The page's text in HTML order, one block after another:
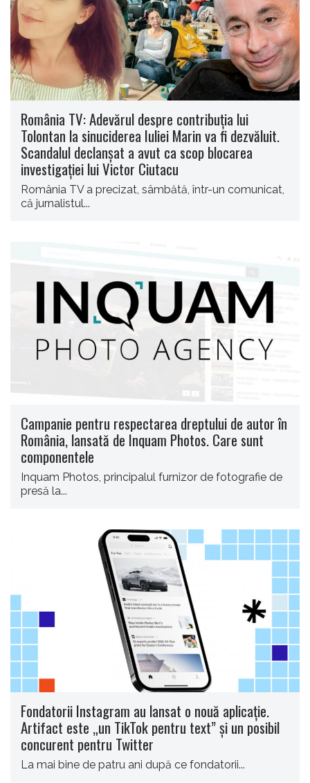
România TV: Adevărul despre contribuția lui
Tolontan la sinuciderea Iuliei Marin va fi dezvăluit.
Scandalul declanșat a avut ca scop blocarea
investigației lui Victor Ciutacu
România TV a precizat, sâmbătă, într-un comunicat,
că jurnalistul...
Campanie pentru respectarea dreptului de autor în
România, lansată de Inquam Photos. Care sunt
componentele
Inquam Photos, principalul furnizor de fotografie de
presă la...
Fondatorii Instagram au lansat o nouă aplicație.
Artifact este „un TikTok pentru text” şi un posibil
concurent pentru Twitter
La mai bine de patru ani după ce fondatorii...